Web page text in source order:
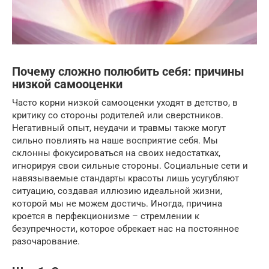
Почему сложно полюбить себя: причины
низкой самооценки
Часто корни низкой самооценки уходят в детство, в
критику со стороны родителей или сверстников.
Негативный опыт, неудачи и травмы также могут
сильно повлиять на наше восприятие себя. Мы
склонны фокусироваться на своих недостатках,
игнорируя свои сильные стороны. Социальные сети и
навязываемые стандарты красоты лишь усугубляют
ситуацию, создавая иллюзию идеальной жизни,
которой мы не можем достичь. Иногда, причина
кроется в перфекционизме – стремлении к
безупречности, которое обрекает нас на постоянное
разочарование.